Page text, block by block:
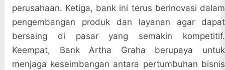
perusahaan. Ketiga, bank ini terus berinovasi dalam
pengembangan produk dan layanan agar dapat
bersaing di pasar yang semakin kompetitif.
Keempat, Bank Artha Graha berupaya untuk
menjaga keseimbangan antara pertumbuhan bisnis